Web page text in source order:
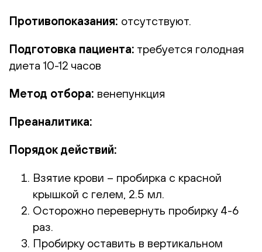
Противопоказания: отсутствуют.
Подготовка пациента: требуется голодная
диета 10-12 часов
Метод отбора: венепункция
Преаналитика:
Порядок действий:
Взятие крови – пробирка с красной
крышкой с гелем, 2.5 мл.
Осторожно перевернуть пробирку 4-6
раз.
Пробирку оставить в вертикальном